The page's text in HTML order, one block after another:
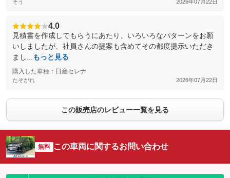
そう 2026年07月22日
4.0
見積書を作成してもらうにあたり、いろいろなパターンをお願
いしましたが、社員さんの提案も含めてその都度提示いただき
まし...
もっと見る
購入した車種：日産セレナ
たそがれ 2026年07月22日
この販売店のレビュー一覧を見る
無料 この車両に関するお問い合わせ